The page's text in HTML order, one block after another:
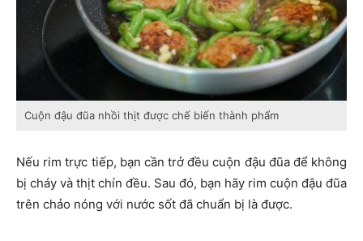
Cuộn đậu đũa nhồi thịt được chế biến thành phẩm
Nếu rim trực tiếp, bạn cần trở đều cuộn đậu đũa để không
bị cháy và thịt chín đều. Sau đó, bạn hãy rim cuộn đậu đũa
trên chảo nóng với nước sốt đã chuẩn bị là được.